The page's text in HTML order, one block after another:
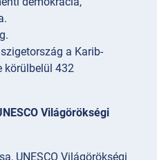
a Karib-
körülbelül 432
Világörökségi
UNESCO Világörökségi